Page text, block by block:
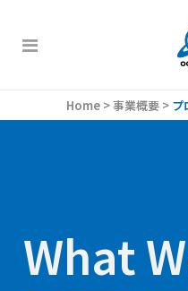
Home >事業概要 > プ
What